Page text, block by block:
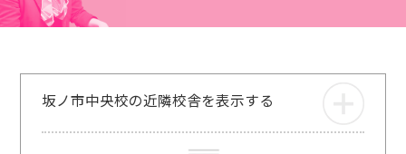
坂ノ市中央校の近隣校舎を表示する